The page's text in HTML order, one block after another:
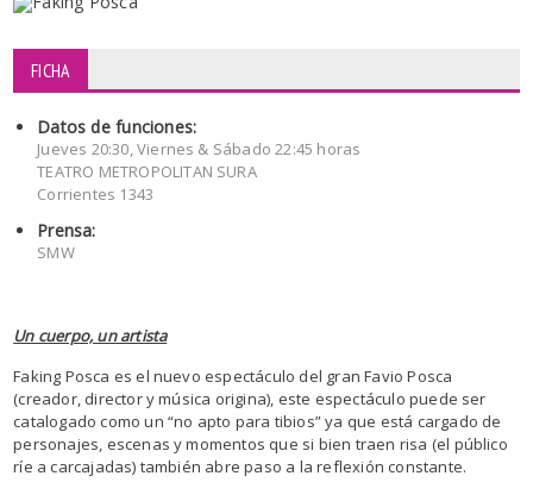
FICHA
Datos de funciones:
Jueves 20:30, Viernes & Sábado 22:45 horas
TEATRO METROPOLITAN SURA
Corrientes 1343
Prensa:
SMW
Un cuerpo, un artista
Faking Posca es el nuevo espectáculo del gran Favio Posca
(creador, director y música origina), este espectáculo puede ser
catalogado como un “no apto para tibios” ya que está cargado de
personajes, escenas y momentos que si bien traen risa (el público
ríe a carcajadas) también abre paso a la reflexión constante.